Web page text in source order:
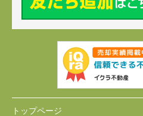
トップページ